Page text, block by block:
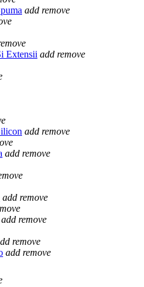
add remove
Extensii add remove
add remove
add remove
add remove
add remove
remove
add remove